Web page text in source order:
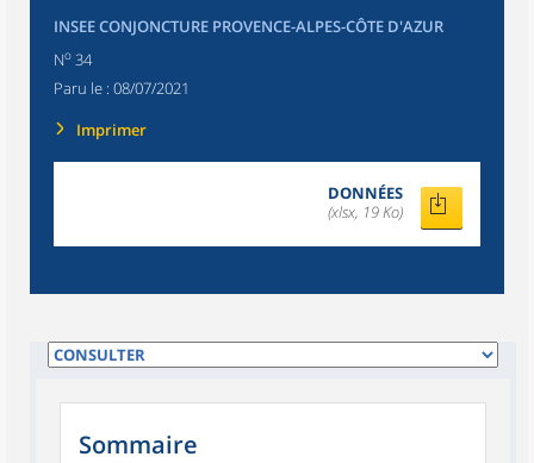
INSEE CONJONCTURE PROVENCE-ALPES-CÔTE D'AZUR
No 34
Paru le : 08/07/2021
Imprimer
DONNÉES
(xlsx, 19 Ko)
Sommaire